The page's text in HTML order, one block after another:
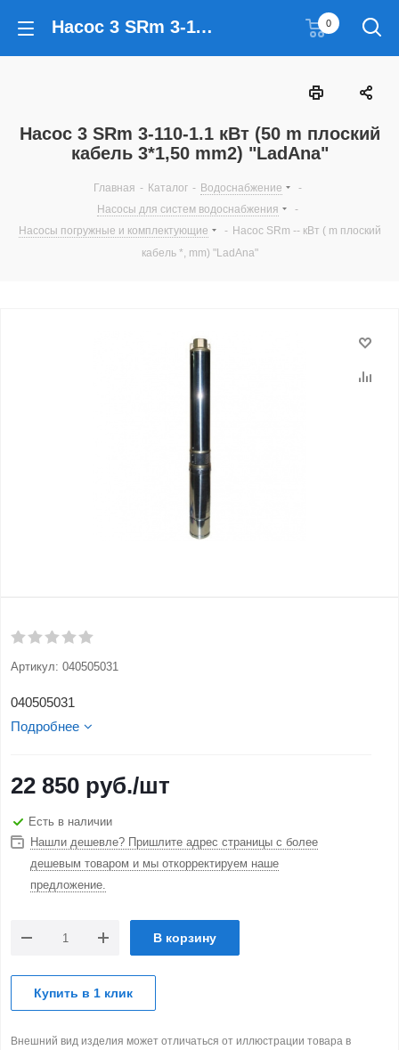
Насос 3 SRm 3-110-1.1 кВт (50 m плоский кабель 3*1,50 mm2) "LadAna" 0
Насос 3 SRm 3-110-1.1 кВт (50 m плоский
кабель 3*1,50 mm2) "LadAna"
Главная - Каталог - Водоснабжение
-
Насосы для систем водоснабжения
-
Насосы погружные и комплектующие
- Насос SRm -- кВт ( m плоский
кабель *, mm) "LadAna"
Артикул: 040505031
040505031
Подробнее
22 850 руб./шт
Есть в наличии
Нашли дешевле? Пришлите адрес страницы с более
дешевым товаром и мы откорректируем наше
предложение.
В корзину
Купить в 1 клик
Внешний вид изделия может отличаться от иллюстрации товара в